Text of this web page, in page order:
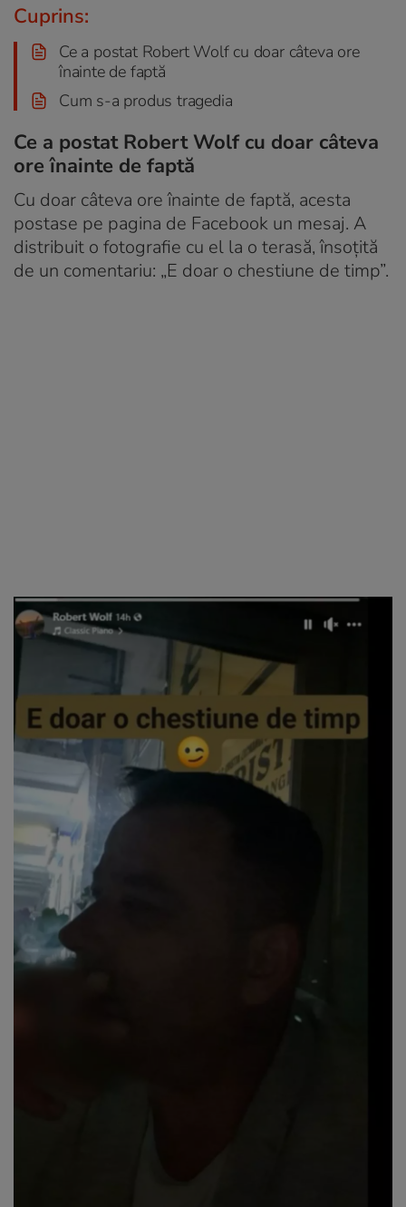
Cuprins:
Ce a postat Robert Wolf cu doar câteva ore
înainte de faptă
Cum s-a produs tragedia
Ce a postat Robert Wolf cu doar câteva
ore înainte de faptă
Cu doar câteva ore înainte de faptă, acesta
postase pe pagina de Facebook un mesaj. A
distribuit o fotografie cu el la o terasă, însoțită
de un comentariu: „E doar o chestiune de timp”.